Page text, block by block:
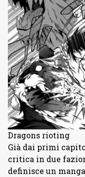
Dragons rioting
Già dai primi
critica in due
definisce un